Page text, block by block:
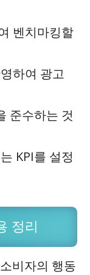
벤치마킹할
하여 광고
준수하는 것
KPI를 설정
정리
비자의 행동